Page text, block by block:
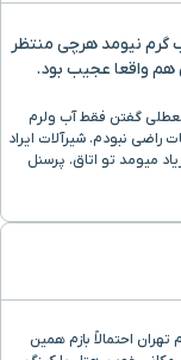
نیومد هرچی منتظر
هم واقعا عجیب بود.
گفتن فقط آب ولرم
نبودم. شیرآلات ایراد
میومد تو اتاق. پرسنل
احتمالاً بازم همین